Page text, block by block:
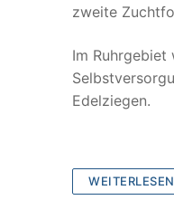
zweite
Im
Edelziegen.
WEITERLESEN